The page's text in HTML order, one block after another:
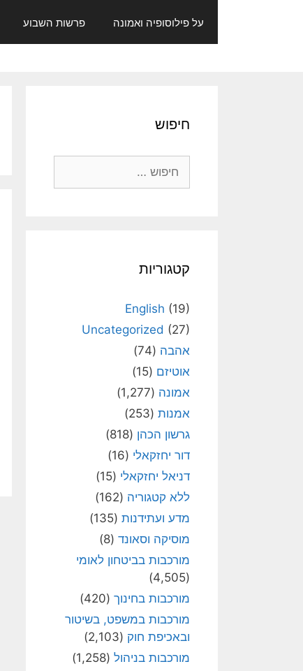
על פילוסופיה ואמונה פרשות השבוע
חיפוש
קטגוריות
English (19)
Uncategorized (27)
אהבה (74)
אוטיזם (15)
אמונה (1,277)
אמנות (253)
גרשון הכהן (818)
דור יחזקאלי (16)
דניאל יחזקאלי (15)
ללא קטגוריה (162)
מדע ועתידנות (135)
מוסיקה וסאונד (8)
מורכבות בביטחון לאומי
(4,505)
מורכבות בחינוך (420)
מורכבות במשפט, בשיטור
ובאכיפת חוק (2,103)
מורכבות בניהול (1,258)